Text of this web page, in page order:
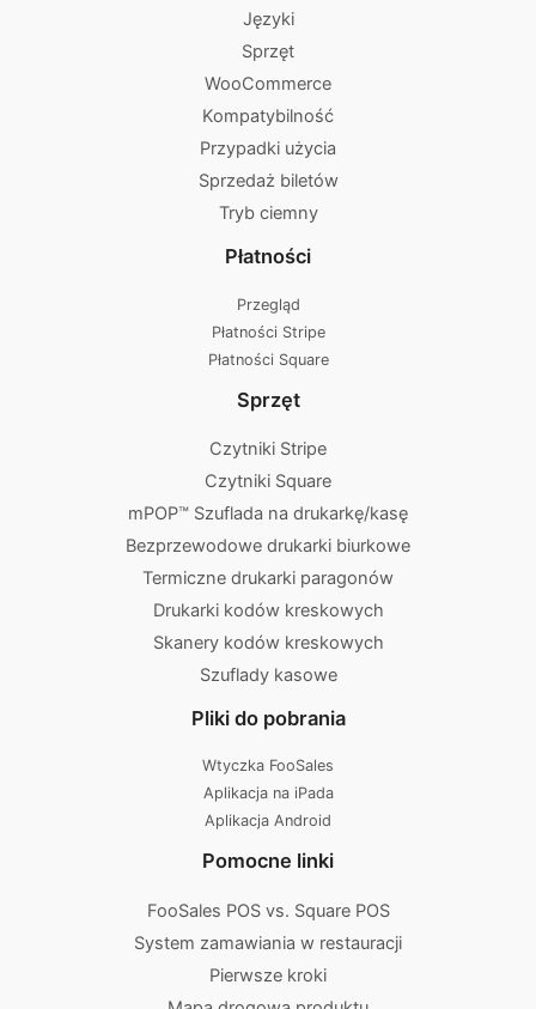
Języki
Sprzęt
WooCommerce
Kompatybilność
Przypadki użycia
Sprzedaż biletów
Tryb ciemny
Płatności
Przegląd
Płatności Stripe
Płatności Square
Sprzęt
Czytniki Stripe
Czytniki Square
mPOP™ Szuflada na drukarkę/kasę
Bezprzewodowe drukarki biurkowe
Termiczne drukarki paragonów
Drukarki kodów kreskowych
Skanery kodów kreskowych
Szuflady kasowe
Pliki do pobrania
Wtyczka FooSales
Aplikacja na iPada
Aplikacja Android
Pomocne linki
FooSales POS vs. Square POS
System zamawiania w restauracji
Pierwsze kroki